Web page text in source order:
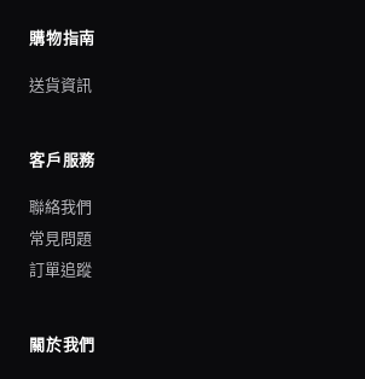
購物指南
送貨資訊
客戶服務
聯絡我們
常見問題
訂單追蹤
關於我們